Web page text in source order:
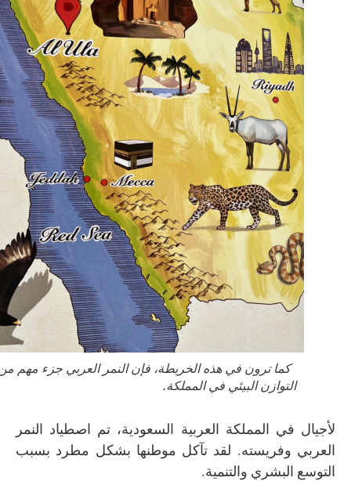
كما ترون في هذه الخريطة، فإن النمر العربي جزء مهم
التوازن البيئي في المملكة.
لأجيال في المملكة العربية السعودية، تم اصطياد النمر
العربي وفريسته. لقد تآكل موطنها بشكل مطرد بسبب
التوسع البشري والتنمية.